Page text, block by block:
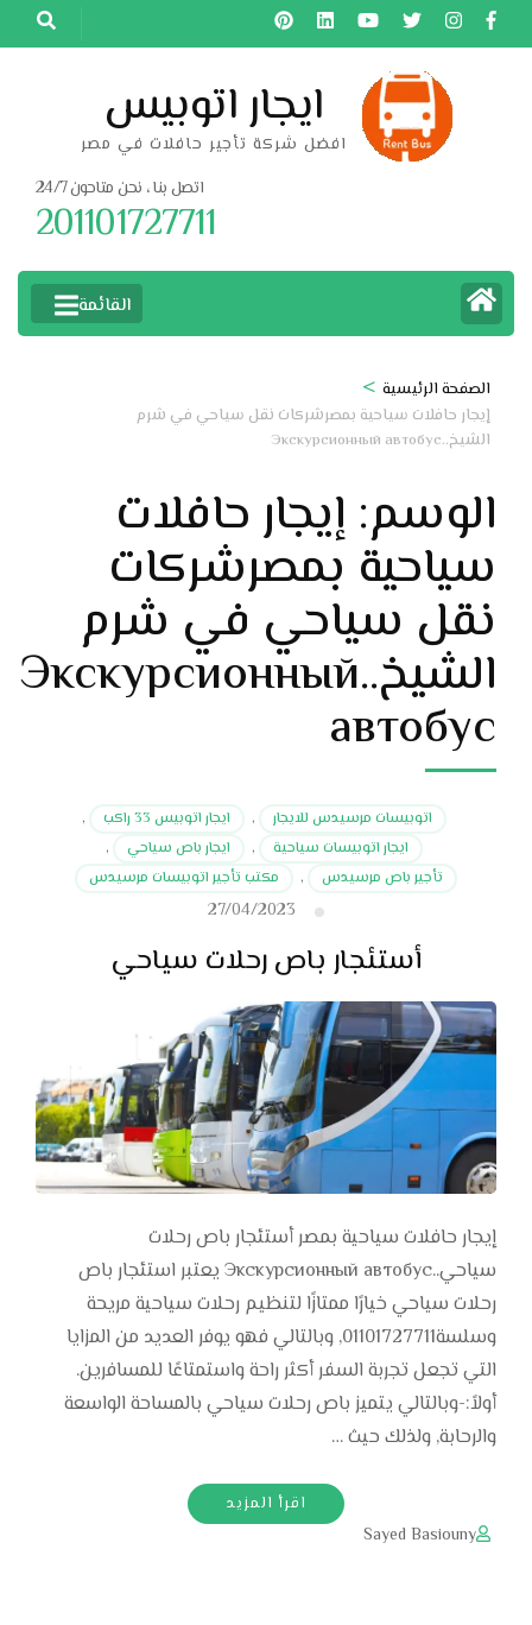
تخطى
إلى
ايجار اتوبيس
افضل شركة تأجير حافلات في مصر
اتصل بنا ، نحن متاحون 24/7
201101727711
القائمة
الصفحة الرئيسية >
إيجار حافلات سياحية بمصرشركات نقل سياحي في شرم
الشيخ..Экскурсионный автобус
الوسم: إيجار حافلات
سياحية بمصرشركات
نقل سياحي في شرم
الشيخ..Экскурсионный
автобус
اتوبيسات مرسيدس للايجار , ايجار اتوبيس 33 راكب
,
ايجار اتوبيسات سياحية
, ايجار باص سياحي
,
تأجير باص مرسيدس
, مكتب تأجير اتوبيسات مرسيدس
27/04/2023
أستئجار باص رحلات سياحي
إيجار حافلات سياحية بمصر أستئجار باص رحلات
سياحي..Экскурсионный автобус يعتبر استئجار باص
رحلات سياحي خيارًا ممتازًا لتنظيم رحلات سياحية مريحة
وسلسة01101727711, وبالتالي فهو يوفر العديد من المزايا
التي تجعل تجربة السفر أكثر راحة واستمتاعًا للمسافرين.
أولاً:-وبالتالي يتميز باص رحلات سياحي بالمساحة الواسعة
والرحابة, ولذلك حيث …
اقرأ المزيد
Sayed Basiouny